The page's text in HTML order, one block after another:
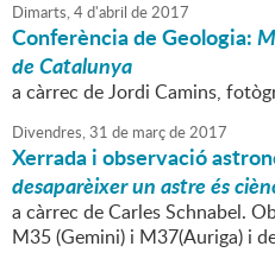
Dimarts,4d'abril de2017
Conferència de Geologia:
de Catalunya
a càrrec de Jordi Camins,
Divendres,31 de marçde2017
Xerrada i observació
desaparèixer un astre és
a càrrec de Carles Schnabel.
M35 (Gemini) i M37(Auriga) i